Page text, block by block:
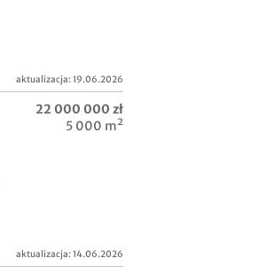
aktualizacja: 19.06.2026
22 000 000 zł
5 000 m²
aktualizacja: 14.06.2026